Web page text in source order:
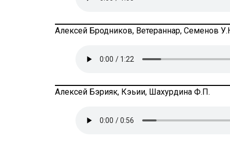
Алексей Бродников, Ветераннар, Семенов
Алексей Бэрияк, Кэьии, Шахурдина Ф.П.